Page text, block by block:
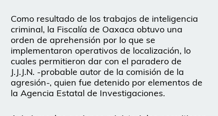
Como resultado de los trabajos de inteligencia
criminal, la Fiscalía de Oaxaca obtuvo una
orden de aprehensión por lo que se
implementaron operativos de localización, lo
cuales permitieron dar con el paradero de
J.J.J.N. -probable autor de la comisión de la
agresión-, quien fue detenido por elementos de
la Agencia Estatal de Investigaciones.